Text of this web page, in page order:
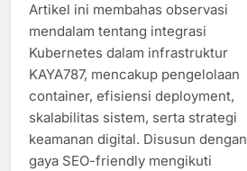
Artikel ini membahas observasi
mendalam tentang integrasi
Kubernetes dalam infrastruktur
KAYA787, mencakup pengelolaan
container, efisiensi deployment,
skalabilitas sistem, serta strategi
keamanan digital. Disusun dengan
gaya SEO-friendly mengikuti